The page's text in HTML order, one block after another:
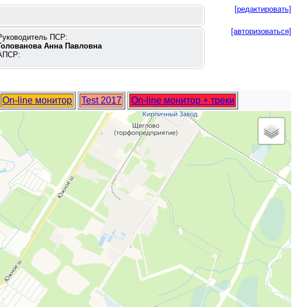
[редактировать]
ПСР:
Анна Павловна
[авторизоваться]
On-line монитор Test 2017 On-line монитор + треки